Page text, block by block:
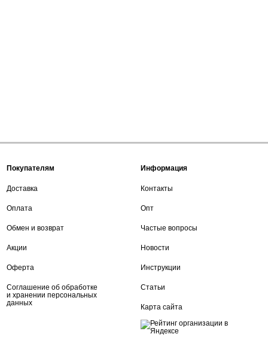
Покупателям
Доставка
Оплата
Обмен и возврат
Акции
Оферта
Соглашение об обработке
и хранении персональных
данных
Информация
Контакты
Опт
Частые вопросы
Новости
Инструкции
Статьи
Карта сайта